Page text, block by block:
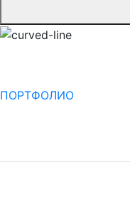
ПОРТФОЛИО